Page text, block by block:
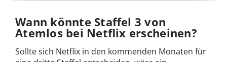
Wann könnte Staffel 3 von
Atemlos bei Netflix erscheinen?
Sollte sich Netflix in den kommenden Monaten für